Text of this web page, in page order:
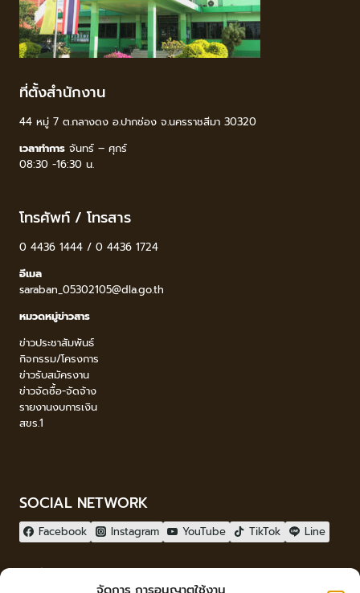
ที่ตั้งสำนักงาน
44 หมู่ 7 ต.กลางดง อ.ปากช่อง จ.นครราชสีมา 30320
เวลาทำการ จันทร์ – ศุกร์
08:30 -16:30 น.
โทรศัพท์ / โทรสาร
0 4436 1444 / 0 4436 1724
อีเมล
saraban_05302105@dla.go.th
หมวดหมู่ข่าวสาร
ข่าวประชาสัมพันธ์
กิจกรรม/โครงการ
ข่าวรับสมัครงาน
ข่าวจัดซื้อ-จัดจ้าง
รายงานงบการเงิน
สขร.1
SOCIAL NETWORK
Facebook Instagram YouTube TikTok Line